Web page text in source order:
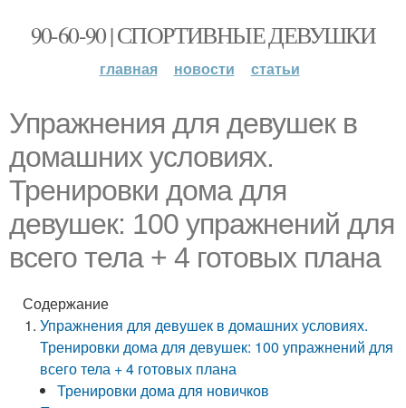
90-60-90 | СПОРТИВНЫЕ ДЕВУШКИ
главная новости статьи
Упражнения для девушек в
домашних условиях.
Тренировки дома для
девушек: 100 упражнений для
всего тела + 4 готовых плана
Содержание
Упражнения для девушек в домашних условиях.
Тренировки дома для девушек: 100 упражнений для
всего тела + 4 готовых плана
Тренировки дома для новичков